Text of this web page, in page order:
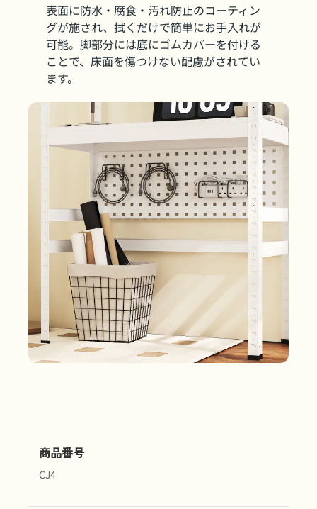
表面に防水・腐食・汚れ防止のコーティン
グが施され、拭くだけで簡単にお手入れが
可能。脚部分には底にゴムカバーを付ける
ことで、床面を傷つけない配慮がされてい
ます。
商品番号
CJ4